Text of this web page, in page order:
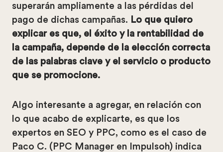
superarán ampliamente a las pérdidas del
pago de dichas campañas. Lo que quiero
explicar es que, el éxito y la rentabilidad de
la campaña, depende de la elección correcta
de las palabras clave y el servicio o producto
que se promocione.
Algo interesante a agregar, en relación con
lo que acabo de explicarte, es que los
expertos en SEO y PPC, como es el caso de
Paco C. (PPC Manager en Impulsoh) indica